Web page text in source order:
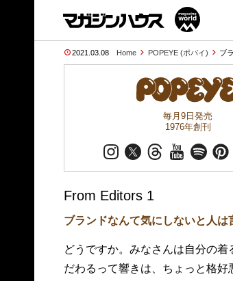
2021.03.08 Home POPEYE (ポパイ) ブ
毎月9日発売
1976年創刊
From Editors 1
ブランドなんて気にしないと人は
どうですか。みなさんは自分の
だわるって響きは、ちょっと格